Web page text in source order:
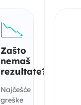
Zašto
nemaš
rezultate?
Najčešće
greške